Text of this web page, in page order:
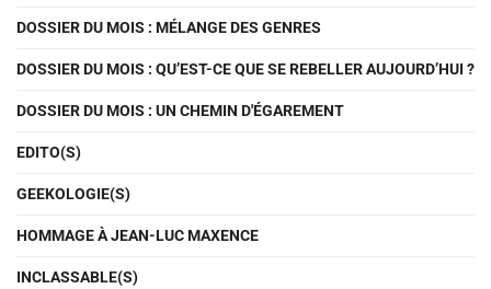
DOSSIER DU MOIS : MÉLANGE DES GENRES
DOSSIER DU MOIS : QU’EST-CE QUE SE REBELLER AUJOURD’HUI ?
DOSSIER DU MOIS : UN CHEMIN D'ÉGAREMENT
EDITO(S)
GEEKOLOGIE(S)
HOMMAGE À JEAN-LUC MAXENCE
INCLASSABLE(S)